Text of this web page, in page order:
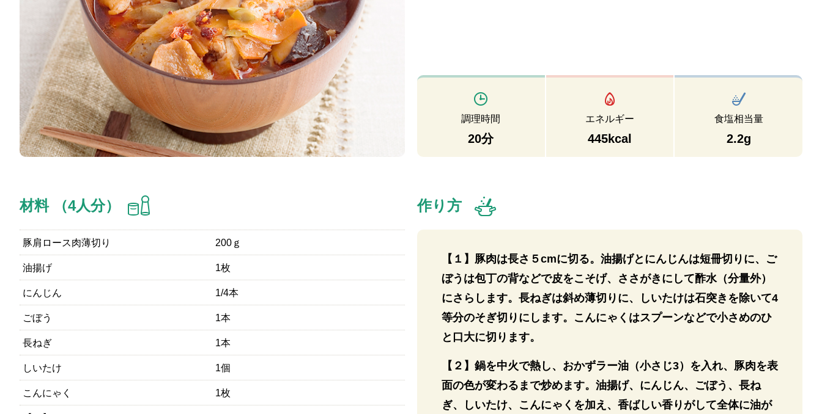
調理時間
20分
エネルギー
445kcal
食塩相当量
2.2g
材料 （4人分）
豚肩ロース肉薄切り 200ｇ
油揚げ 1枚
にんじん 1/4本
ごぼう 1本
長ねぎ 1本
しいたけ 1個
こんにゃく 1枚
作り方
【１】豚肉は長さ５cmに切る。油揚げとにんじんは短冊切りに、ご
ぼうは包丁の背などで皮をこそげ、ささがきにして酢水（分量外）
にさらします。長ねぎは斜め薄切りに、しいたけは石突きを除いて4
等分のそぎ切りにします。こんにゃくはスプーンなどで小さめのひ
と口大に切ります。
【２】鍋を中火で熱し、おかずラー油（小さじ3）を入れ、豚肉を表
面の色が変わるまで炒めます。油揚げ、にんじん、ごぼう、長ね
ぎ、しいたけ、こんにゃくを加え、香ばしい香りがして全体に油が